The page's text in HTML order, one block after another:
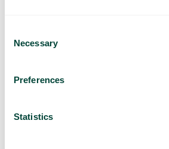
Selection
Necessary
Preferences
Statistics
skræddersyet